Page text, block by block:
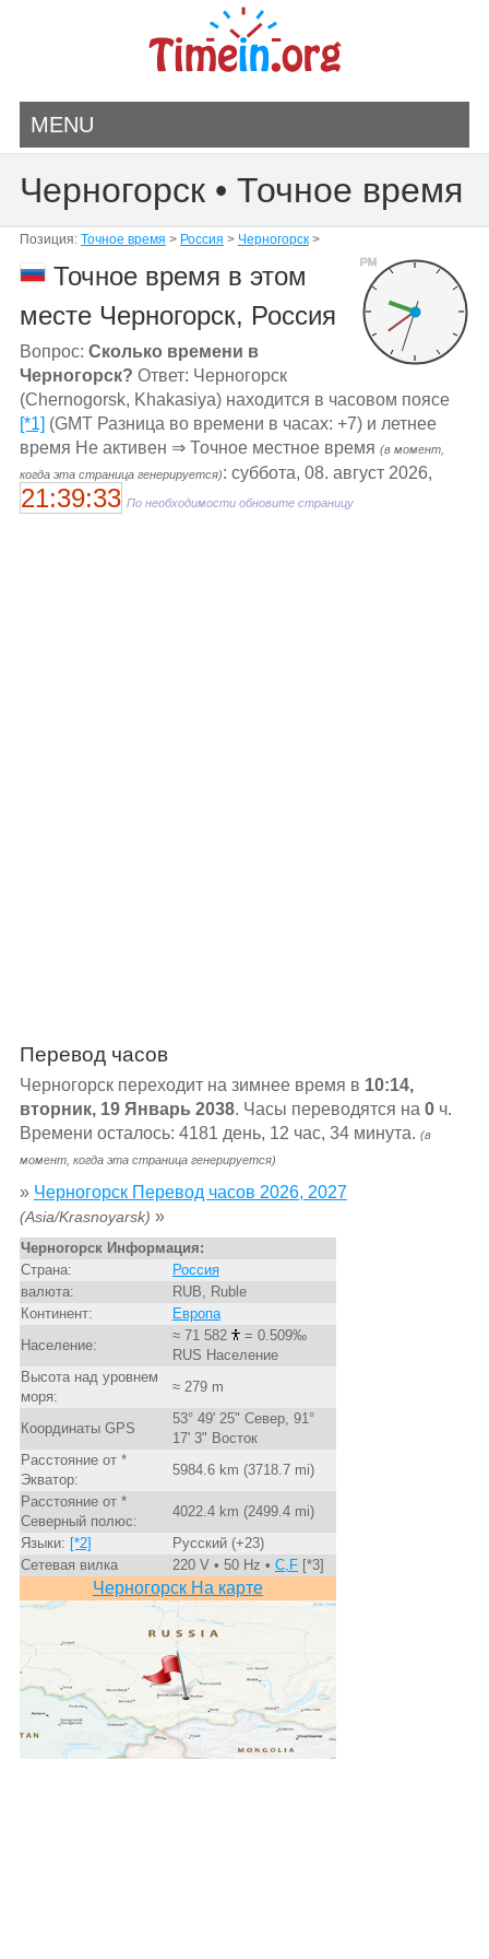
MENU
Черногорск • Точное время
Позиция: Точное время > Россия > Черногорск>
PM
Точное время в этом
месте Черногорск, Россия
Вопрос: Сколько времени в
Черногорск? Ответ: Черногорск
(Chernogorsk, Khakasiya) находится в часовом поясе
[*1] (GMT Разница во времени в часах: +7) и летнее
время Не активен ⇒ Точное местное время (в момент,
когда эта страница генерируется): суббота, 08. август 2026,
21:39:33 По необходимости обновите страницу
Перевод часов
Черногорск переходит на зимнее время в 10:14,
вторник, 19 Январь 2038. Часы переводятся на 0ч.
Времени осталось: 4181 день, 12 час, 34 минута. (в
момент, когда эта страница генерируется)
» Черногорск Перевод часов 2026, 2027
(Asia/Krasnoyarsk) »
Черногорск Информация:
Страна:
Россия
валюта:
RUB, Ruble
Континент:
Европа
Население:
≈ 71 582
= 0.509‰
RUS Население
Высота над уровнем
моря:
≈ 279 m
Координаты GPS
53° 49' 25" Север, 91°
17' 3" Восток
Расстояние от *
Экватор:
5984.6 km (3718.7 mi)
Расстояние от *
Северный полюс:
4022.4 km (2499.4 mi)
Языки: [*2]
Русский (+23)
Сетевая вилка
220 V • 50 Hz • C,F[*3]
Черногорск На карте